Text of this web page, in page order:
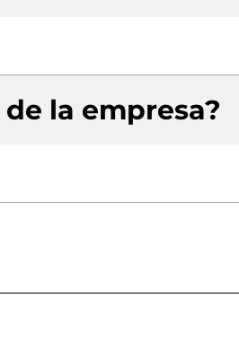
la empresa?